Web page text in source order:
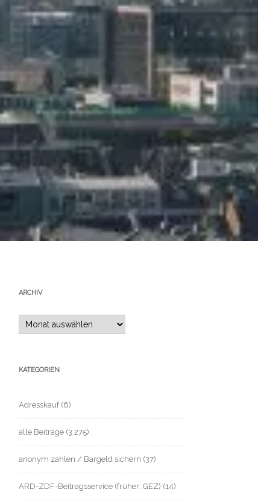
ARCHIV
Archiv
KATEGORIEN
Adresskauf(6)
alle Beiträge (3.275)
anonym zahlen / Bargeld sichern (37)
ARD-ZDF-Beitragsservice (früher: GEZ) (14)